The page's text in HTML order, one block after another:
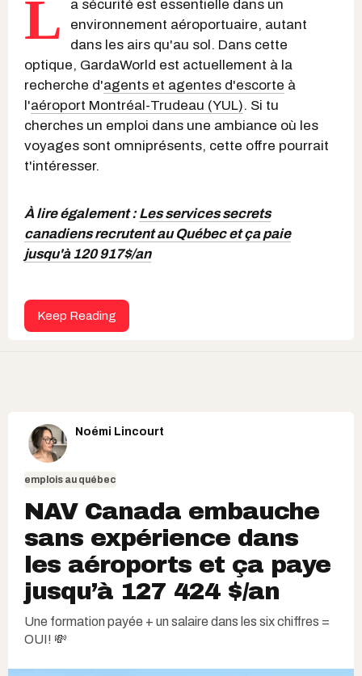
L
a sécurité est essentielle dans un
environnement aéroportuaire, autant
dans les airs qu'au sol. Dans cette
optique, GardaWorld est actuellement à la
recherche d'agents et agentes d'escorte à
l'aéroport Montréal-Trudeau (YUL). Si tu
cherches un emploi dans une ambiance où les
voyages sont omniprésents, cette offre pourrait
t'intéresser.
À lire également :Les services secrets
canadiens recrutent au Québec et ça paie
jusqu'à 120 917$/an
Keep Reading
Noémi Lincourt
emplois au québec
NAV Canada embauche
sans expérience dans
les aéroports et ça paye
jusqu’à 127 424 $/an
Une formation payée + un salaire dans les six chiffres =
OUI! 💸